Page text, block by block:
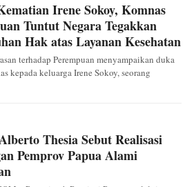
Irene Sokoy, Komnas
Tuntut Negara Tegakkan
Hak atas Layanan Kesehatan
terhadap Perempuan menyampaikan duka
kepada keluarga Irene Sokoy, seorang
Thesia Sebut Realisasi
Pemprov Papua Alami